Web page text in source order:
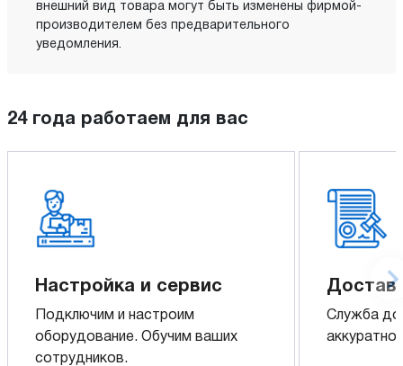
внешний вид товара могут быть изменены фирмой-
производителем без предварительного
уведомления.
24 года работаем для вас
Настройка и сервис
Подключим и настроим
оборудование. Обучим ваших
сотрудников.
Служба
аккуратно